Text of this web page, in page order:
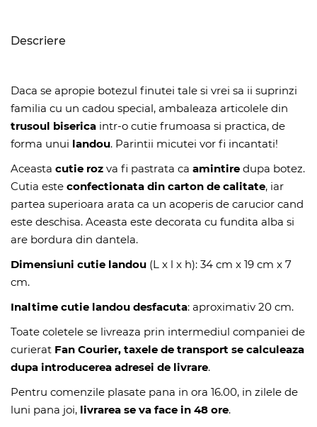
Descriere
Daca se apropie botezul finutei tale si vrei sa ii suprinzi
familia cu un cadou special, ambaleaza articolele din
trusoul biserica intr-o cutie frumoasa si practica, de
forma unui landou. Parintii micutei vor fi incantati!
Aceasta cutie roz va fi pastrata ca amintire dupa botez.
Cutia este confectionata din carton de calitate, iar
partea superioara arata ca un acoperis de carucior cand
este deschisa. Aceasta este decorata cu fundita alba si
are bordura din dantela.
Dimensiuni cutie landou (L x l x h): 34 cm x 19 cm x 7
cm.
Inaltime cutie landou desfacuta: aproximativ 20 cm.
Toate coletele se livreaza prin intermediul companiei de
curierat Fan Courier, taxele de transport se calculeaza
dupa introducerea adresei de livrare.
Pentru comenzile plasate pana in ora 16.00, in zilele de
luni pana joi, livrarea se va face in 48 ore.